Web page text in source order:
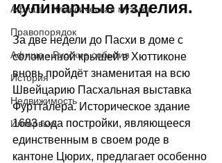
Афиша - Классическая музыка
Правопорядок
Афиша - Русские события
История
Недвижимость
Интервью
кулинарные изделия.
За две недели до Пасхи в доме с
соломенной крышей в Хюттиконе
вновь пройдёт знаменитая на всю
Швейцарию Пасхальная выставка
Фуртталера. Историческое здание
1683 года постройки, являющееся
единственным в своем роде в
кантоне Цюрих, предлагает особенно